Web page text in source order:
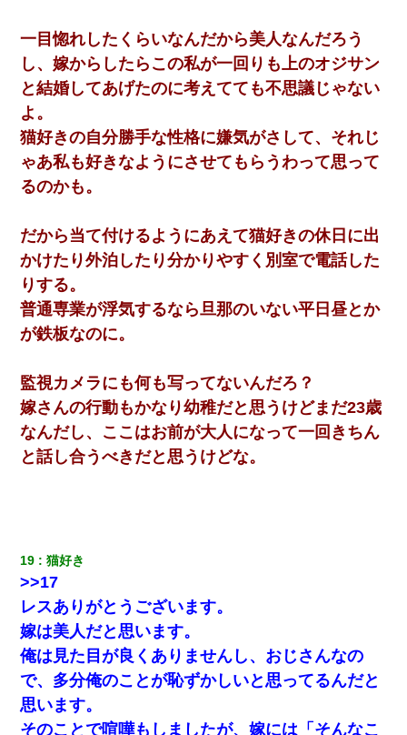
嫁が弁護士を連れてきて「悪いと思うなら慰謝料を払って離婚し
ろ」→ 俺「完全に恐喝になってますね」「お前、これが詐欺だっ
て知ってる？」
見合いにて。嫁「はじめまして」俺「失礼ですが○○さんご本人で
すか？」
童貞俺、宅飲みした女友達2人を家に泊めた結果ｗｗｗｗｗｗ
していて…』私「！？」→ 翌日。ママ友たちの様子が微妙におか
しくなり・・・
【復讐】義兄嫁「生活費、足りない分を貸してほしい」私「貸す
わけないでしょｗｗｗｗ」→ 理由を話したら泣き出して・・私
（あまりにも希望通り）
じゃ？）→俺電話「今何してんの？」同僚「シーで並んでるこ
と！」俺「会社にいない？」→次の瞬間、すごい鳥肌が立った
彼にプロポーズされたんだけど、実は資産家だと知って婚約破棄
した。B子「A男くんと別れたって本当？私が付き合ってもい
い？」
昨日37歳のおばさんと行為したんだけどめちゃくちゃだった
小学生の妹が20代の弟とチューしてるのに、見て見ぬふりの親を
見てから実家を出た。それから15年、妹が弟の子を妊娠したらし
くもう堕胎できない月なんだと母から連絡がきた…｜生活｜ワロ
タあんてな
新卒の女性社員に1年半ストーカーされていた。俺「マジで怖い」
上司「話をしてみる」→女性社員「実は10数年前に…」
一目惚れしたくらいなんだから美人なんだろう
し、嫁からしたらこの私が一回りも上のオジサン
と結婚してあげたのに考えてても不思議じゃない
よ。
猫好きの自分勝手な性格に嫌気がさして、それじ
ゃあ私も好きなようにさせてもらうわって思って
るのかも。
だから当て付けるようにあえて猫好きの休日に出
かけたり外泊したり分かりやすく別室で電話した
りする。
普通専業が浮気するなら旦那のいない平日昼とか
が鉄板なのに。
監視カメラにも何も写ってないんだろ？
嫁さんの行動もかなり幼稚だと思うけどまだ23歳
なんだし、ここはお前が大人になって一回きちん
と話し合うべきだと思うけどな。
19 猫好き
>>17
レスありがとうございます。
嫁は美人だと思います。
俺は見た目が良くありませんし、おじさんなの
で、多分俺のことが恥ずかしいと思ってるんだと
思います。
そのことで喧嘩もしましたが、嫁には「そんなこ